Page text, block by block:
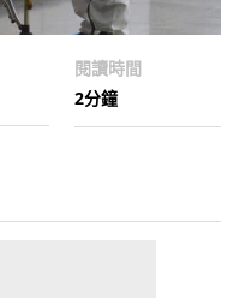
閱讀時間
2分鐘